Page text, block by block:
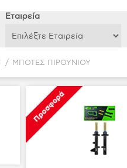
Εταιρεία
/ ΜΠΟΤΕΣ ΠΙΡΟΥΝΙΟΥ
Προσφορά